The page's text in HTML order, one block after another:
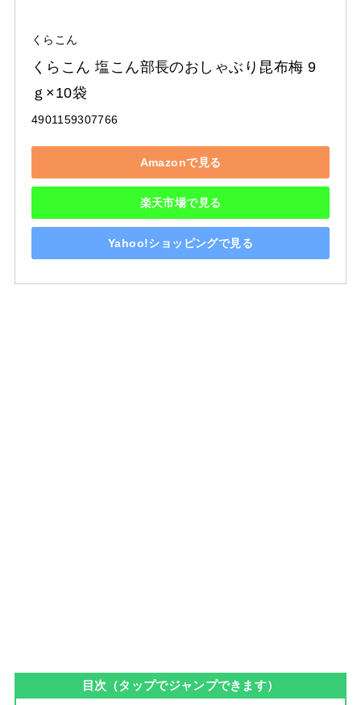
くらこん
くらこん 塩こん部長のおしゃぶり昆布梅 9
ｇ×10袋
4901159307766
Amazonで見る
楽天市場で見る
Yahoo!ショッピングで見る
目次（タップでジャンプできます）